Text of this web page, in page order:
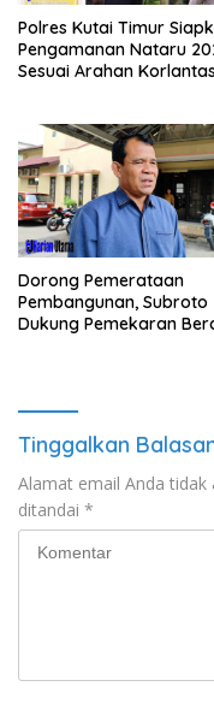
Polres Kutai Timur
Pengamanan Nataru
Sesuai Arahan Korlantas
Dorong Pemerataan
Pembangunan, Subroto
Dukung Pemekaran
Tinggalkan
Alamat email Anda tidak
ditandai *